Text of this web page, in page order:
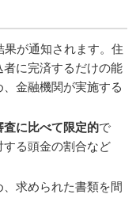
果が通知されます。住
に完済するだけの能
金融機関が実施する
に比べて限定的で
る頭金の割合など
求められた書類を間